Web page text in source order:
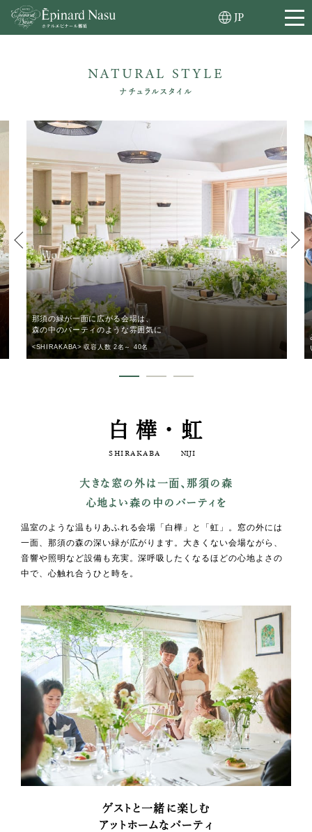
JP
NATURAL STYLE
ナチュラルスタイル
那須の緑が一面に広がる会場は、
森の中のパーティのような雰囲気に
<SHIRAKABA> 収容人数 2名～ 40名
白樺・虹
SHIRAKABA NIJI
大きな窓の外は一面、那須の森
心地よい森の中のパーティを
温室のような温もりあふれる会場「白樺」と「虹」。窓の外には
一面、那須の森の深い緑が広がります。大きくない会場ながら、
音響や照明など設備も充実。深呼吸したくなるほどの心地よさの
中で、心触れ合うひと時を。
ゲストと一緒に楽しむ
アットホームなパーティ